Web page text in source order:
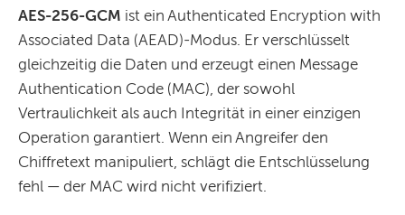
AES-256-GCM ist ein Authenticated Encryption with
Associated Data (AEAD)-Modus. Er verschlüsselt
gleichzeitig die Daten und erzeugt einen Message
Authentication Code (MAC), der sowohl
Vertraulichkeit als auch Integrität in einer einzigen
Operation garantiert. Wenn ein Angreifer den
Chiffretext manipuliert, schlägt die Entschlüsselung
fehl — der MAC wird nicht verifiziert.